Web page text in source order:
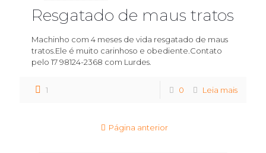
Resgatado de maus tratos
Machinho com 4 meses de vida resgatado de maus
tratos.Ele é muito carinhoso e obediente.Contato
pelo 17 98124-2368 com Lurdes.
1 0 Leia mais
Página anterior